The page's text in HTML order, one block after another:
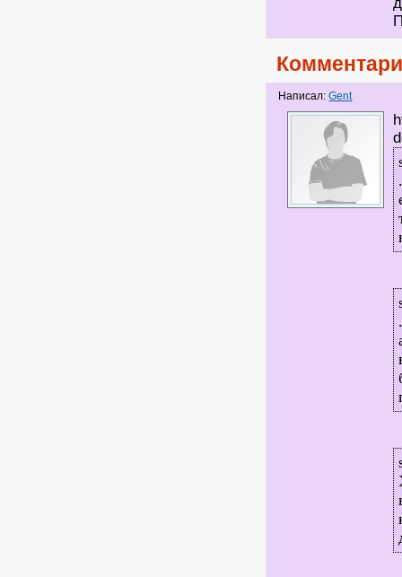
Написал:Gent